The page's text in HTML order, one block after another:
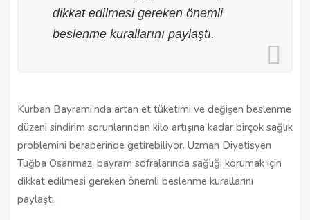
dikkat edilmesi gereken önemli
beslenme kurallarını paylaştı.
Kurban Bayramı’nda artan et tüketimi ve değişen beslenme
düzeni sindirim sorunlarından kilo artışına kadar birçok sağlık
problemini beraberinde getirebiliyor. Uzman Diyetisyen
Tuğba Osanmaz, bayram sofralarında sağlığı korumak için
dikkat edilmesi gereken önemli beslenme kurallarını
paylaştı.